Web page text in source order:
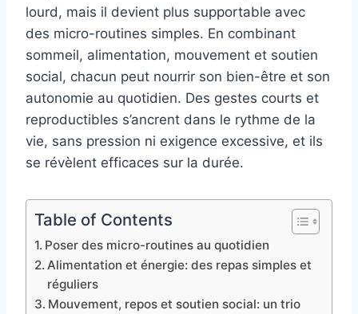
lourd, mais il devient plus supportable avec
des micro-routines simples. En combinant
sommeil, alimentation, mouvement et soutien
social, chacun peut nourrir son bien-être et son
autonomie au quotidien. Des gestes courts et
reproductibles s’ancrent dans le rythme de la
vie, sans pression ni exigence excessive, et ils
se révèlent efficaces sur la durée.
Table of Contents
Poser des micro-routines au quotidien
Alimentation et énergie: des repas simples et
réguliers
Mouvement, repos et soutien social: un trio